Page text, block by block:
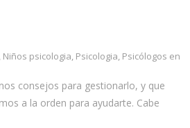
, Niños psicologia, Psicologia, Psicólogos en
consejos para gestionarlo, y que
a la orden para ayudarte. Cabe